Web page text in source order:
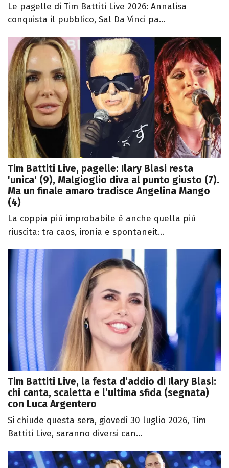
Le pagelle di Tim Battiti Live 2026: Annalisa
conquista il pubblico, Sal Da Vinci pa...
Tim Battiti Live, pagelle: Ilary Blasi resta
'unica' (9), Malgioglio diva al punto giusto (7).
Ma un finale amaro tradisce Angelina Mango
(4)
La coppia più improbabile è anche quella più
riuscita: tra caos, ironia e spontaneit...
Tim Battiti Live, la festa d’addio di Ilary Blasi:
chi canta, scaletta e l’ultima sfida (segnata)
con Luca Argentero
Si chiude questa sera, giovedì 30 luglio 2026, Tim
Battiti Live, saranno diversi can...